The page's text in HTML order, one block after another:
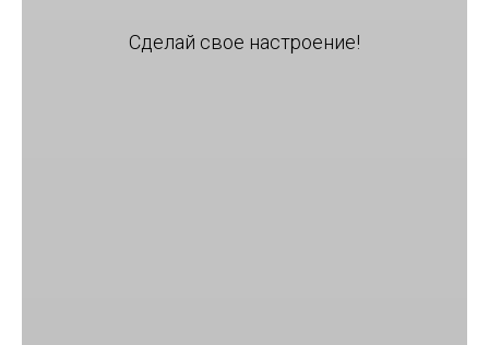
Сделай свое настроение!